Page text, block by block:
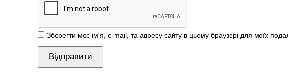
Зберегти моє ім'я, e-mail, та адресу сайту в цьому браузері для моїх